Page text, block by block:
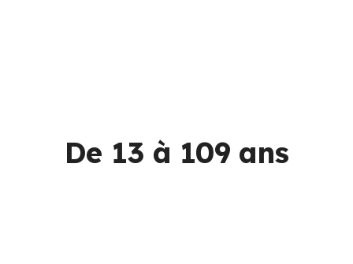
De 13 à 109 ans